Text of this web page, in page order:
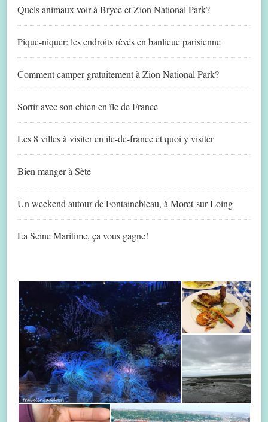
Quels animaux voir à Bryce et Zion National Park?
Pique-niquer: les endroits rêvés en banlieue parisienne
Comment camper gratuitement à Zion National Park?
Sortir avec son chien en île de France
Les 8 villes à visiter en île-de-france et quoi y visiter
Bien manger à Sète
Un weekend autour de Fontainebleau, à Moret-sur-Loing
La Seine Maritime, ça vous gagne!